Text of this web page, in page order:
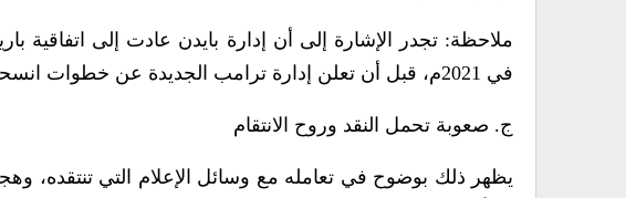
ملاحظة: تجدر الإشارة إلى أن إدارة بايدن عادت إلى اتفاقية
في 2021م، قبل أن تعلن إدارة ترامب الجديدة عن خطوات انسحاب جديدة في 2026م.
ج. صعوبة تحمل النقد وروح الانتقام
يظهر ذلك بوضوح في تعامله مع وسائل الإعلام التي تنتقده،